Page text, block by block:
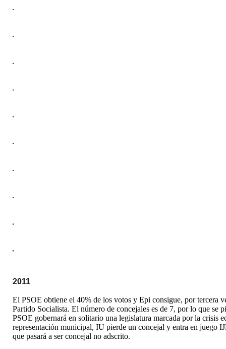
2011
El PSOE obtiene el 40% de los votos y Epi consigue, por tercera
Partido Socialista. El número de concejales es de 7, por lo que se
PSOE gobernará en solitario una legislatura marcada por la crisis
representación municipal, IU pierde un concejal y entra en juego
que pasará a ser concejal no adscrito.